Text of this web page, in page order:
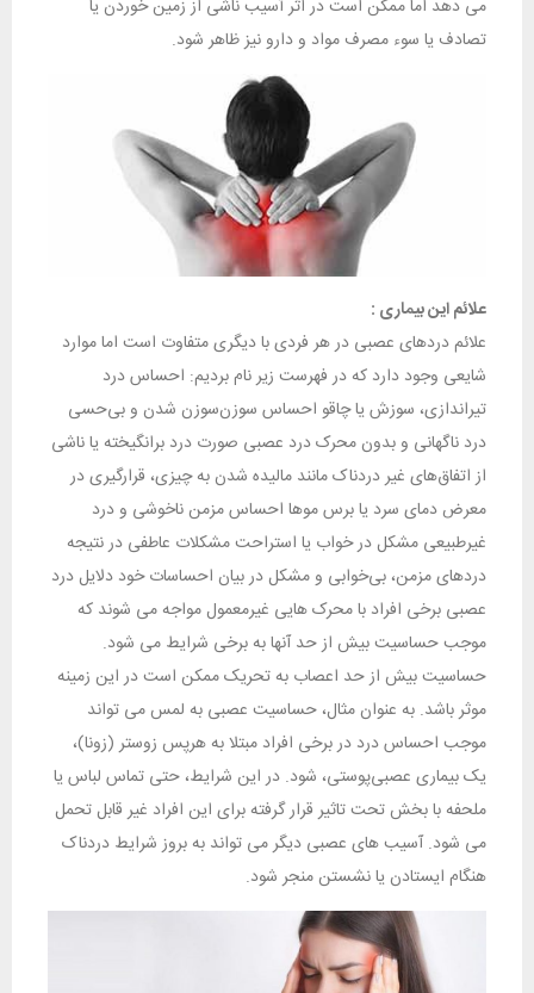
می دهد اما ممکن است در اثر آسیب ناشی از زمین خوردن یا
تصادف یا سوء مصرف مواد و دارو نیز ظاهر شود.
علائم این بیماری :
علائم دردهای عصبی در هر فردی با دیگری متفاوت است اما موارد
شایعی وجود دارد که در فهرست زیر نام بردیم: احساس درد
تیراندازی، سوزش یا چاقو احساس سوزن‌سوزن شدن و بی‌حسی
درد ناگهانی و بدون محرک درد عصبی صورت درد برانگیخته یا ناشی
از اتفاق‌های غیر دردناک مانند مالیده شدن به چیزی، قرارگیری در
معرض دمای سرد یا برس موها احساس مزمن ناخوشی و درد
غیرطبیعی مشکل در خواب یا استراحت مشکلات عاطفی در نتیجه
درد‌های مزمن، بی‌خوابی و مشکل در بیان احساسات خود دلایل درد
عصبی برخی افراد با محرک هایی غیرمعمول مواجه می شوند که
موجب حساسیت بیش از حد آنها به برخی شرایط می شود.
حساسیت بیش از حد اعصاب به تحریک ممکن است در این زمینه
موثر باشد. به عنوان مثال، حساسیت عصبی به لمس می تواند
موجب احساس درد در برخی افراد مبتلا به هرپس زوستر (زونا)،
یک بیماری عصبی‌پوستی، شود. در این شرایط، حتی تماس لباس یا
ملحفه با بخش تحت تاثیر قرار گرفته برای این افراد غیر قابل تحمل
می شود. آسیب های عصبی دیگر می تواند به بروز شرایط دردناک
هنگام ایستادن یا نشستن منجر شود.